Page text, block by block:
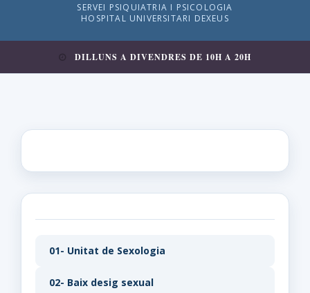
SERVEI PSIQUIATRIA I PSICOLOGIA
HOSPITAL UNIVERSITARI DEXEUS
DILLUNS A DIVENDRES DE 10H A 20H
01- Unitat de Sexologia
02- Baix desig sexual